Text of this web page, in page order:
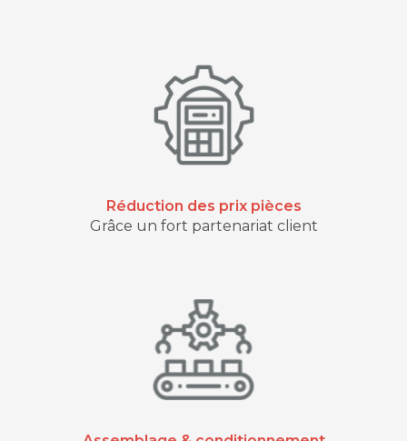
Réduction des prix pièces
Grâce un fort partenariat client